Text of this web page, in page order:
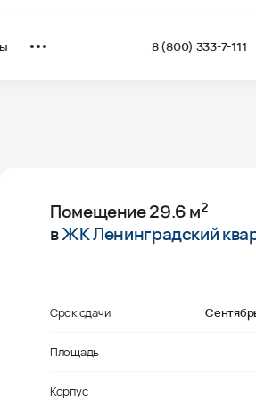
8 (800) 333-7-111
Помещение29.6 м2
вЖК Ленинградский
Срок сдачи
Площадь
Корпус